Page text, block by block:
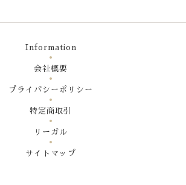
Information
会社概要
プライバシーポリシー
特定商取引
リーガル
サイトマップ